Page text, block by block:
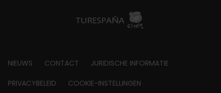
Footer
about
NIEUWS CONTACT JURIDISCHE INFORMATIE
PRIVACYBELEID COOKIE-INSTELLINGEN